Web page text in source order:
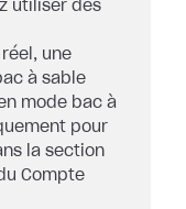
utiliser des
une
à sable
mode bac à
pour
la section
Compte